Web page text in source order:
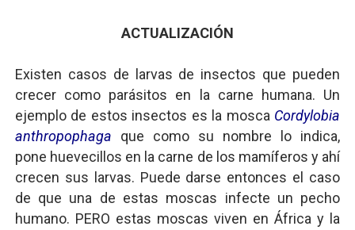
ACTUALIZACIÓN
Existen casos de larvas de insectos que pueden
crecer como parásitos en la carne humana. Un
ejemplo de estos insectos es la mosca Cordylobia
anthropophaga
que como su nombre lo indica,
pone huevecillos en la carne de los mamíferos y ahí
crecen sus larvas. Puede darse entonces el caso
de que una de estas moscas infecte un pecho
humano. PERO estas moscas viven en África y la